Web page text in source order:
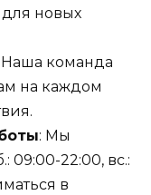
новых
Наша команда
на каждом
: Мы
09:00-22:00, вс.:
в